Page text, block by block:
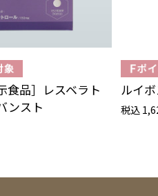
食品］レスベラト
ンスト
ルイ
税込